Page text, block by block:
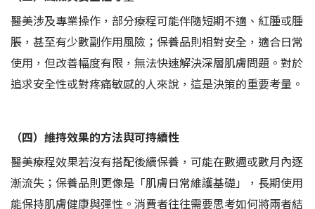
醫美涉及專業操作，部分療程可能伴隨短期不適、紅腫或腫
脹，甚至有少數副作用風險；保養品則相對安全，適合日常
使用，但改善幅度有限，無法快速解決深層肌膚問題。對於
追求安全性或對疼痛敏感的人來說，這是決策的重要考量。
（四）維持效果的方法與可持續性
醫美療程效果若沒有搭配後續保養，可能在數週或數月內逐
漸流失；保養品則更像是「肌膚日常維護基礎」，長期使用
能保持肌膚健康與彈性。消費者往往需要思考如何將兩者結